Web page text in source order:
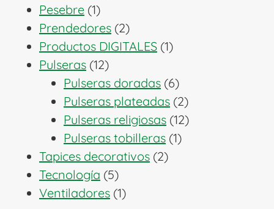
Pesebre 11
producto
Prendedores 22
productos
Productos DIGITALES 11
Pulseras 1212
productos
Pulseras doradas 66
productos
Pulseras plateadas 22
productos
Pulseras religiosas 1212
Pulseras tobilleras 11
Tapices decorativos 22
Tecnología 55
productos
Ventiladores 11